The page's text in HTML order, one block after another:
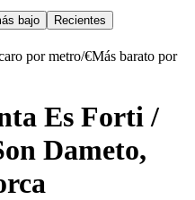
bajo
Recientes
por metro/€Más barato por
Es Forti /
Dameto,